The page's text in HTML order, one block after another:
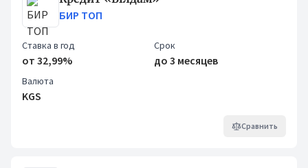
БИР ТОП
Ставка в год
от 32,99%
Срок
до 3 месяцев
Валюта
KGS
Сравнить